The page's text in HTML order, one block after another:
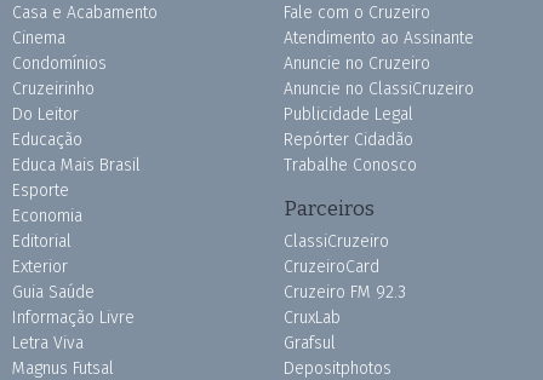
Casa e Acabamento
Cinema
Condomínios
Cruzeirinho
Do Leitor
Educação
Educa Mais Brasil
Esporte
Economia
Editorial
Exterior
Guia Saúde
Informação Livre
Letra Viva
Magnus Futsal
Fale com o Cruzeiro
Atendimento ao Assinante
Anuncie no Cruzeiro
Anuncie no ClassiCruzeiro
Publicidade Legal
Repórter Cidadão
Trabalhe Conosco
Parceiros
ClassiCruzeiro
CruzeiroCard
Cruzeiro FM 92.3
CruxLab
Grafsul
Depositphotos